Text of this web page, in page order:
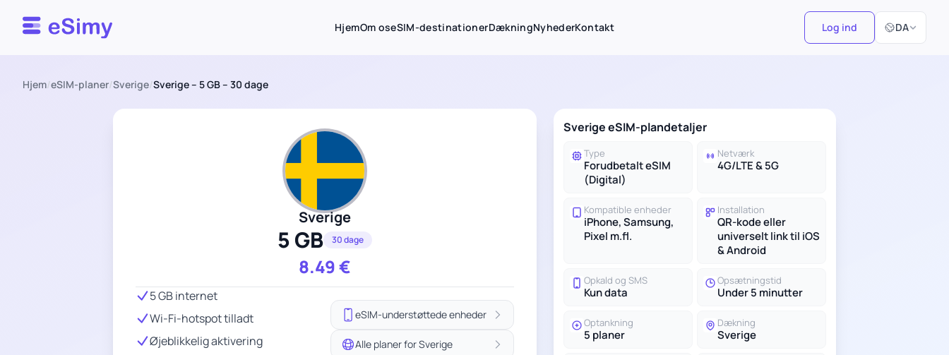
Esimy HjemOm oseSIM-destinationerDækningNyhederKontakt Log ind DA
Vælg sprog
Hjem/eSIM-planer/Sverige/Sverige – 5 GB – 30 dage
Sverige
5 GB 30 dage
8.49€
5 GB internet
Wi-Fi-hotspot tilladt
Øjeblikkelig aktivering
eSIM-understøttede enheder
Alle planer for Sverige
Sverige eSIM-plandetaljer
Type
Forudbetalt eSIM
(Digital)
Netværk
4G/LTE & 5G
Kompatible enheder
iPhone, Samsung,
Pixel m.fl.
Installation
QR-kode eller
universelt link til iOS
& Android
Opkald og SMS
Kun data
Opsætningstid
Under 5 minutter
Optankning
5 planer
Dækning
Sverige